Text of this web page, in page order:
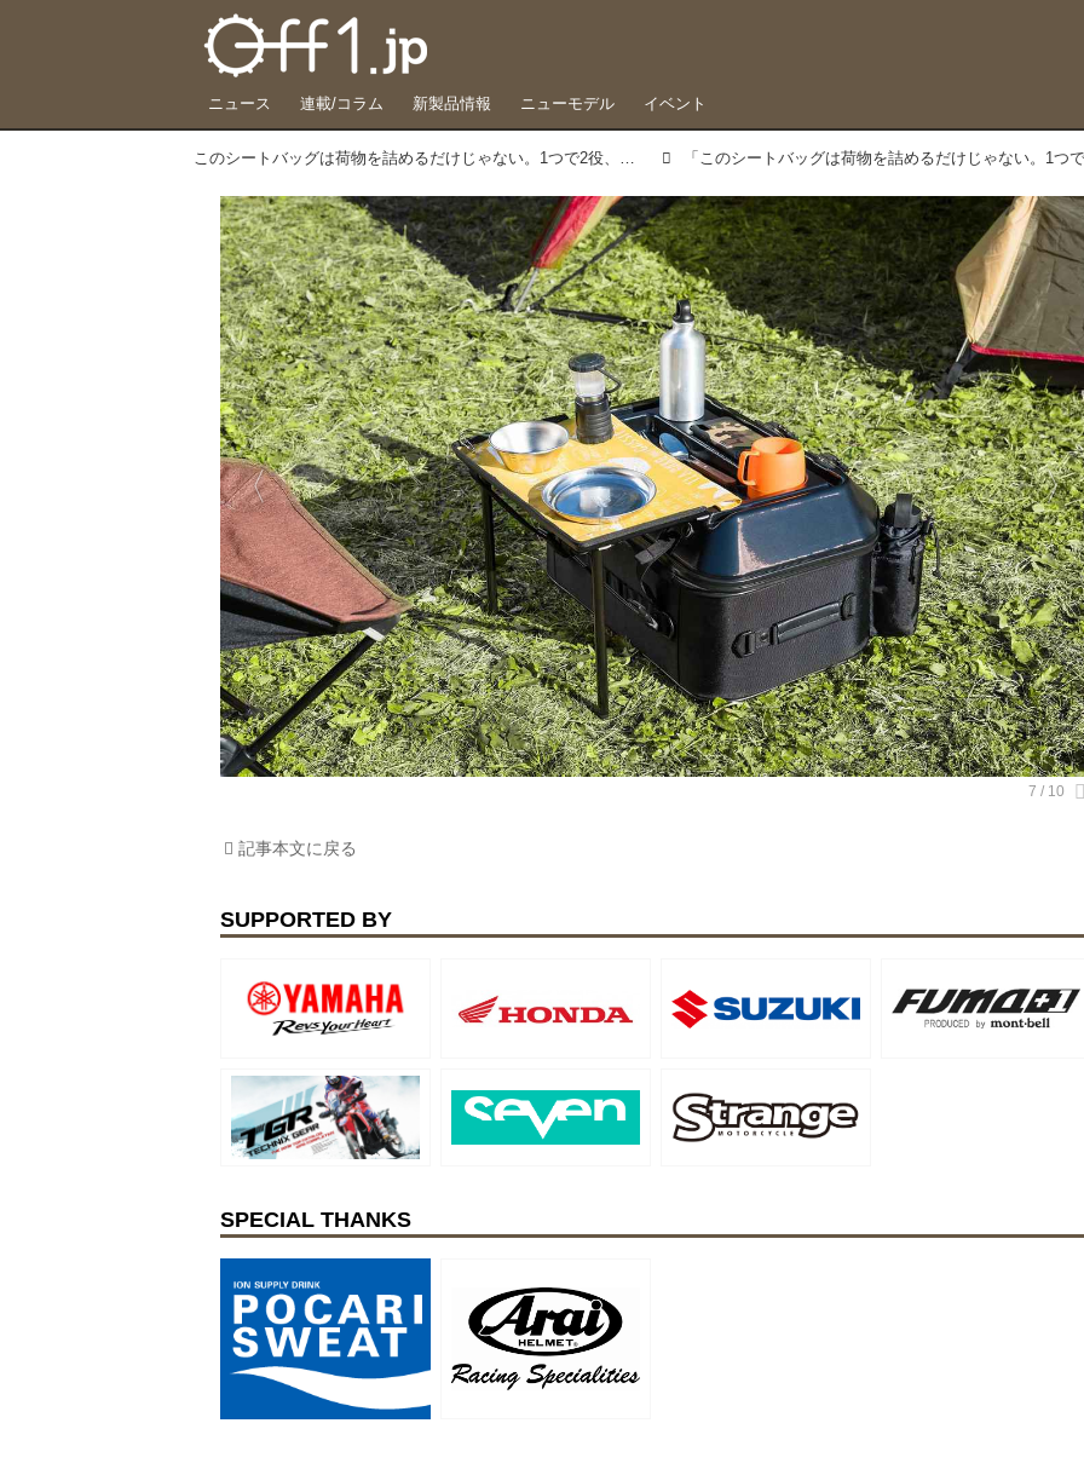
ニュース 連載/コラム 新製品情報 ニューモデル イベント
このシートバッグは荷物を詰めるだけじゃない。1つで2役、なんとテーブルに変形
記事本文に戻る
SUPPORTED BY
SPECIAL THANKS